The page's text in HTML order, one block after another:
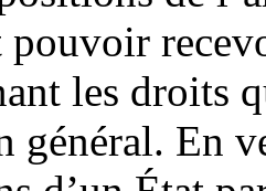
pouvoir
les droits
général. En